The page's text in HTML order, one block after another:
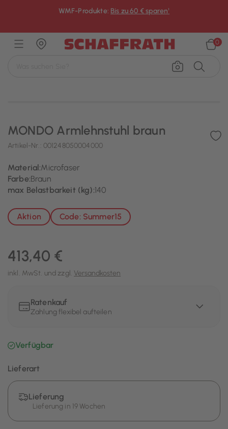
WMF-Produkte: Bis zu 60 € sparen¹
0
MONDO Armlehnstuhl braun
Artikel-Nr.: 001248050004000
Material:Microfaser
Farbe:Braun
max Belastbarkeit (kg):140
Aktion Code: Summer15
413,40 €
inkl. MwSt. und zzgl. Versandkosten
Ratenkauf
Zahlung flexibel aufteilen
Verfügbar
Lieferart
Lieferung
Lieferung in 19 Wochen